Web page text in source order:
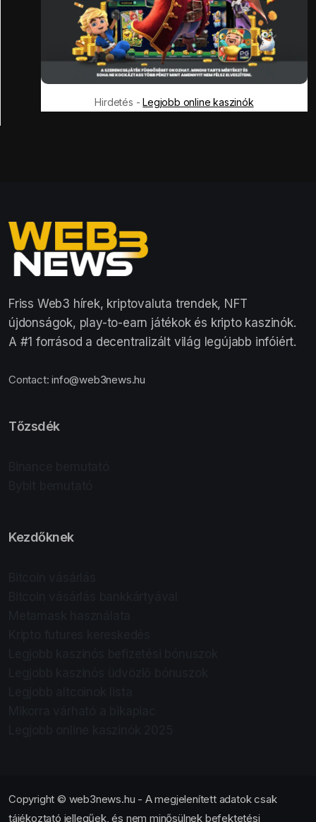
Hirdetés -Legjobb online kaszinók
Friss Web3 hírek, kriptovaluta trendek, NFT
újdonságok, play-to-earn játékok és kripto kaszinók.
A #1 forrásod a decentralizált világ legújabb infóiért.
Contact:info@web3news.hu
Tőzsdék
Kezdőknek
Copyright © web3news.hu - A megjelenített adatok csak
tájékoztató jellegűek, és nem minősülnek befektetési